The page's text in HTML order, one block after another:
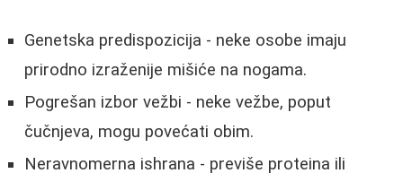
Genetska predispozicija - neke osobe imaju
prirodno izraženije mišiće na nogama.
Pogrešan izbor vežbi - neke vežbe, poput
čučnjeva, mogu povećati obim.
Neravnomerna ishrana - previše proteina ili